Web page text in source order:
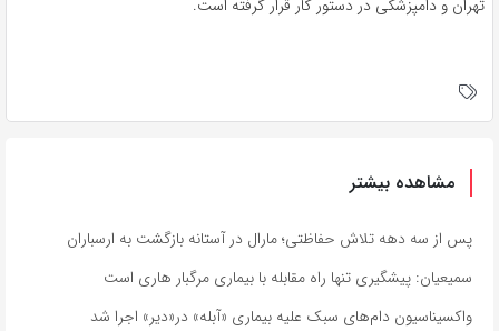
تهران و دامپزشکی در دستور کار قرار گرفته است.
مشاهده بیشتر
پس از سه دهه تلاش حفاظتی؛ مارال در آستانه بازگشت به ارسباران
سمیعیان: پیشگیری تنها راه مقابله با بیماری مرگبار هاری است
واکسیناسیون دام‌های سبک علیه بیماری «آبله» در«دیر» اجرا شد